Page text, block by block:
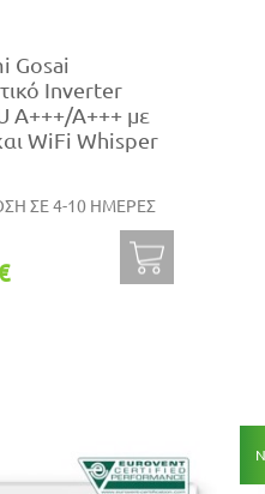
Gosai
Inverter
A+++/A+++ με
WiFi Whisper
ΣΕ 4-10 ΗΜΕΡΕΣ